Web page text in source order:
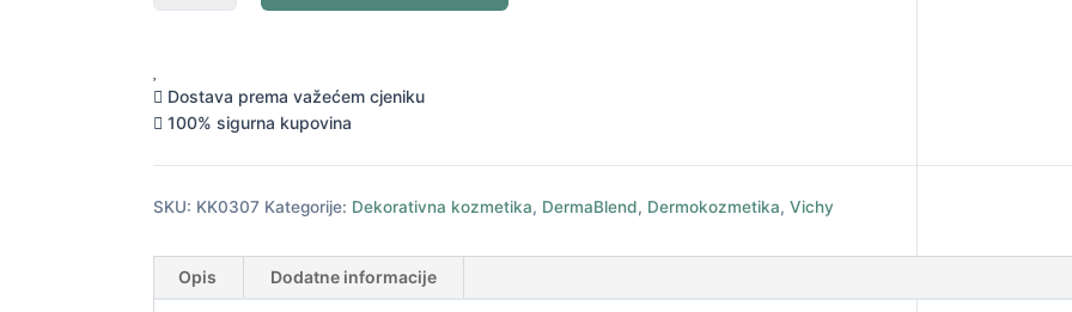
3D
br.35
30
količina
Dostava prema važećem cjeniku
100% sigurna kupovina
SKU: KK0307 Kategorije: Dekorativna kozmetika, DermaBlend, Dermokozmetika, Vichy
Opis Dodatne informacije